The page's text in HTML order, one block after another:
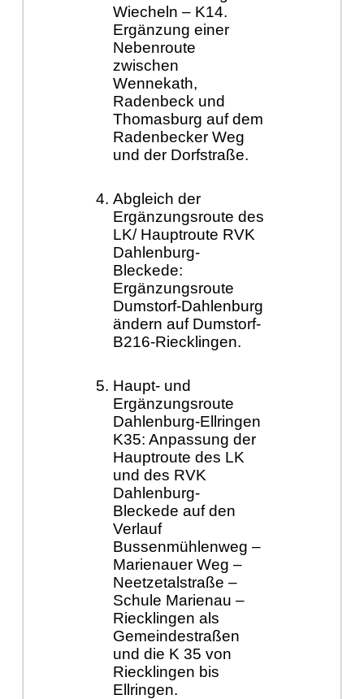
Wiecheln – K14.
Ergänzung einer
Nebenroute
zwischen
Wennekath,
Radenbeck und
Thomasburg auf dem
Radenbecker Weg
und der Dorfstraße.
Abgleich der
Ergänzungsroute des
LK/ Hauptroute RVK
Dahlenburg-
Bleckede:
Ergänzungsroute
Dumstorf-Dahlenburg
ändern auf Dumstorf-
B216-Riecklingen.
Haupt- und
Ergänzungsroute
Dahlenburg-Ellringen
K35: Anpassung der
Hauptroute des LK
und des RVK
Dahlenburg-
Bleckede auf den
Verlauf
Bussenmühlenweg –
Marienauer Weg –
Neetzetalstraße –
Schule Marienau –
Riecklingen als
Gemeindestraßen
und die K 35 von
Riecklingen bis
Ellringen.